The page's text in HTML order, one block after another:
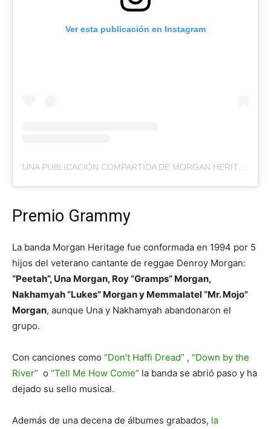
Ver esta publicación en Instagram
UNA PUBLICACIÓN COMPARTIDA DE MORGAN HERITAGE (@MORGANHERITAGE)
Premio Grammy
La banda Morgan Heritage fue conformada en 1994 por 5
hijos del veterano cantante de reggae Denroy Morgan:
“Peetah”, Una Morgan, Roy “Gramps” Morgan,
Nakhamyah “Lukes” Morgan y Memmalatel “Mr. Mojo”
Morgan, aunque Una y Nakhamyah abandonaron el
grupo.
Con canciones como “Don’t Haffi Dread” , “Down by the
River” o “Tell Me How Come” la banda se abrió paso y ha
dejado su sello musical.
Además de una decena de álbumes grabados, la